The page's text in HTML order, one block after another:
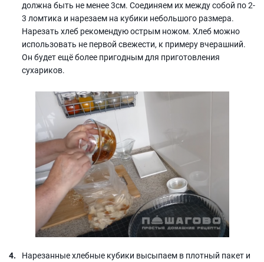
должна быть не менее 3см. Соединяем их между собой по 2-
3 ломтика и нарезаем на кубики небольшого размера.
Нарезать хлеб рекомендую острым ножом. Хлеб можно
использовать не первой свежести, к примеру вчерашний.
Он будет ещё более пригодным для приготовления
сухариков.
Нарезанные хлебные кубики высыпаем в плотный пакет и